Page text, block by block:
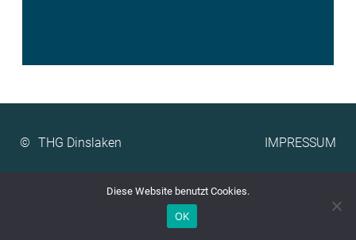
© IMPRESSUM
Diese Website benutzt Cookies.
OK